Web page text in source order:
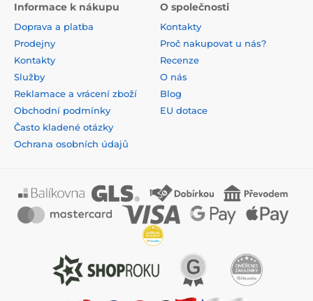
Informace k nákupu
Doprava a platba
Prodejny
Kontakty
Služby
Reklamace a vrácení zboží
Obchodní podmínky
Často kladené otázky
Ochrana osobních údajů
O společnosti
Kontakty
Proč nakupovat u nás?
Recenze
O nás
Blog
EU dotace